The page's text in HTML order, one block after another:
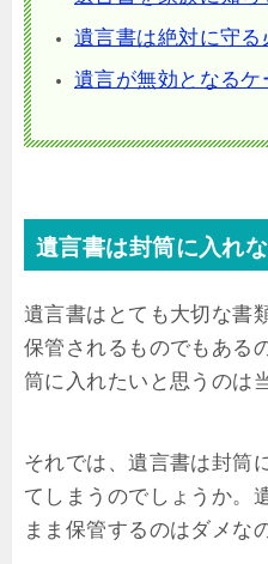
遺言書は絶対に守る
遺言が無効となるケ
遺言書は封筒に入れ
遺言書はとても大切な書
保管されるものでもある
筒に入れたいと思うのは
それでは、遺言書は封筒
てしまうのでしょうか。
まま保管するのはダメな